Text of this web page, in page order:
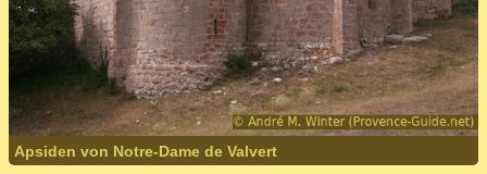
Apsiden von Notre-Dame de Valvert